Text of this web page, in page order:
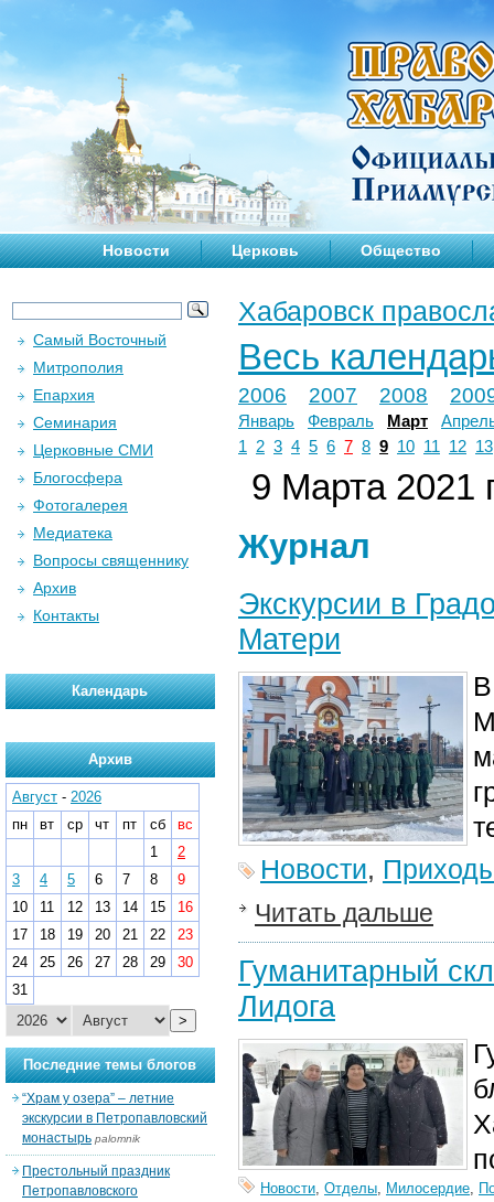
Новости Церковь Общество
Хабаровск
Весь
2006 2007 2008
Январь Февраль Март
1
2 3 4 5 6 7 8 9 10 11 12 13
9 Марта 2021
Журнал
Экскурсии в
Матери
Новости,
Читать дальше
Гуманитарный
Лидога
Новости, Отделы, Милосердие,
Самый Восточный
Митрополия
Епархия
Семинария
Церковные СМИ
Блогосфера
Фотогалерея
Медиатека
Вопросы священнику
Архив
Контакты
Календарь
Архив
Август - 2026
пн
вт ср чт пт сб
вс
1
2
3
4 5 6 7 8
9
10
11 12 13 14 15
16
17
18 19 20 21 22
23
24
25 26 27 28 29
30
31
>
Последние темы блогов
“Храм у озера” – летние
экскурсии в Петропавловский
монастырь palomnik
Престольный праздник
Петропавловского